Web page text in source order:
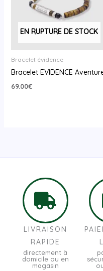
EN RUPTURE DE STOCK
Bracelet évidence
Bracelet EVIDENCE
69.00€
LIVRAISON
RAPIDE
directement à
domicile ou en
magasin